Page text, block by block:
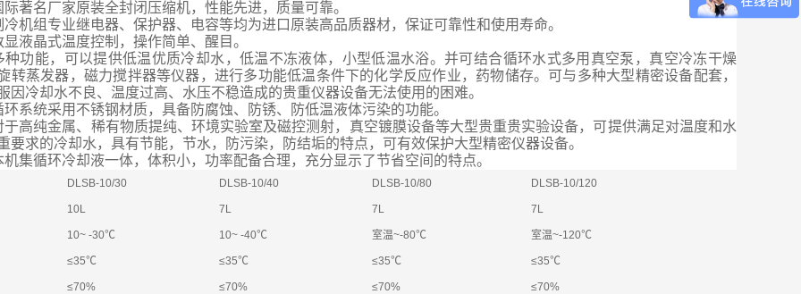
际著名厂家原装全封闭压缩机，性能先进，质量可靠。
冷机组专业继电器、保护器、电容等均为进口原装高品质器材，保证可靠性和使用寿命。
显液晶式温度控制，操作简单、醒目。
种功能，可以提供低温优质冷却水，低温不冻液体，小型低温水浴。并可结合循环水式多用真空泵，真空冷冻干燥
转蒸发器，磁力搅拌器等仪器，进行多功能低温条件下的化学反应作业，药物储存。可与多种大型精密设备配套，
因冷却水不良、温度过高、水压不稳造成的贵重仪器设备无法使用的困难。
环系统采用不锈钢材质，具备防腐蚀、防锈、防低温液体污染的功能。
于高纯金属、稀有物质提纯、环境实验室及磁控测射，真空镀膜设备等大型贵重贵实验设备，可提供满足对温度和水
要求的冷却水，具有节能，节水，防污染，防结垢的特点，可有效保护大型精密仪器设备。
机集循环冷却液一体，体积小，功率配备合理，充分显示了节省空间的特点。
DLSB-10/30 DLSB-10/40 DLSB-10/80 DLSB-10/120
10L 7L 7L 7L
10~ -30℃ 10~ -40℃ 室温~-80℃ 室温~-120℃
≤35℃ ≤35℃ ≤35℃ ≤35℃
≤70% ≤70% ≤70% ≤70%